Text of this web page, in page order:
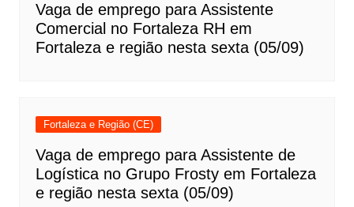
Vaga de emprego para Assistente
Comercial no Fortaleza RH em
Fortaleza e região nesta sexta (05/09)
Fortaleza e Região (CE)
Vaga de emprego para Assistente de
Logística no Grupo Frosty em Fortaleza
e região nesta sexta (05/09)